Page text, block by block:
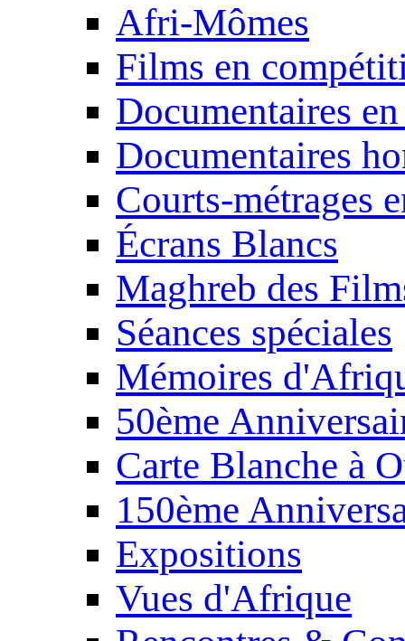
Afri-Mômes
Films en
Documentaires
Documentaires
Courts-métrages
Écrans Blancs
Maghreb des
Séances spéciales
Mémoires
50ème
Carte Blanche à
150ème
Expositions
Vues d'Afrique